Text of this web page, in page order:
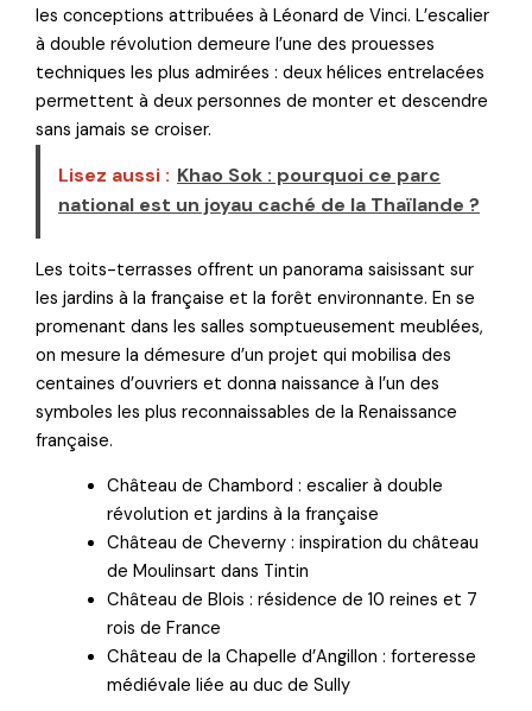
les conceptions attribuées à Léonard de Vinci. L’escalier
à double révolution demeure l’une des prouesses
techniques les plus admirées : deux hélices entrelacées
permettent à deux personnes de monter et descendre
sans jamais se croiser.
Lisez aussi : Khao Sok : pourquoi ce parc
national est un joyau caché de la Thaïlande ?
Les toits-terrasses offrent un panorama saisissant sur
les jardins à la française et la forêt environnante. En se
promenant dans les salles somptueusement meublées,
on mesure la démesure d’un projet qui mobilisa des
centaines d’ouvriers et donna naissance à l’un des
symboles les plus reconnaissables de la Renaissance
française.
Château de Chambord : escalier à double
révolution et jardins à la française
Château de Cheverny : inspiration du château
de Moulinsart dans Tintin
Château de Blois : résidence de 10 reines et 7
rois de France
Château de la Chapelle d’Angillon : forteresse
médiévale liée au duc de Sully